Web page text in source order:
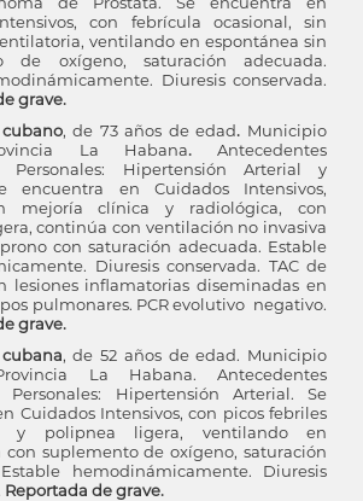
con febrícula ocasional, sin
ventilando en espontánea sin
de oxígeno, saturación adecuada.
Diuresis conservada.
grave.
, de 73 años de edad. Municipio
La Habana. Antecedentes
Personales: Hipertensión Arterial y
encuentra en Cuidados Intensivos,
mejoría clínica y radiológica, con
continúa con ventilación no invasiva
con saturación adecuada. Estable
Diuresis conservada. TAC de
lesiones inflamatorias diseminadas en
pulmonares. PCR evolutivo negativo.
grave.
, de 52 años de edad. Municipio
La Habana. Antecedentes
Personales: Hipertensión Arterial. Se
Cuidados Intensivos, con picos febriles
y polipnea ligera, ventilando en
con suplemento de oxígeno, saturación
hemodinámicamente. Diuresis
Reportada de grave.